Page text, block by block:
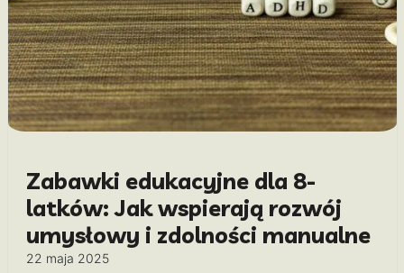
Zabawki edukacyjne dla 8-
latków: Jak wspierają rozwój
umysłowy i zdolności manualne
22 maja 2025